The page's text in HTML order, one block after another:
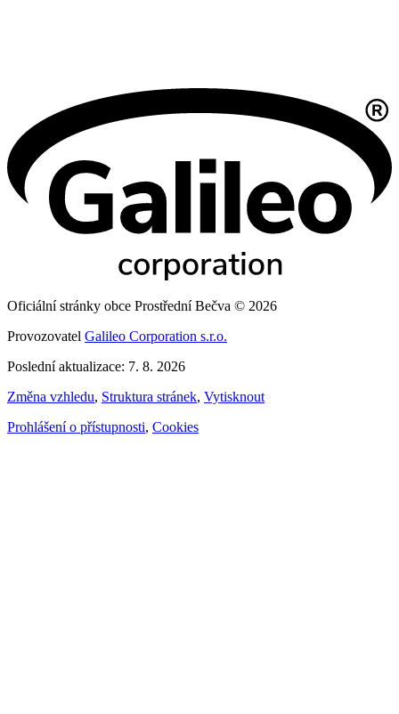
Oficiální stránky obce Prostřední Bečva © 2026
Provozovatel Galileo Corporation s.r.o.
Poslední aktualizace: 7. 8. 2026
Změna vzhledu, Struktura stránek, Vytisknout
Prohlášení o přístupnosti, Cookies